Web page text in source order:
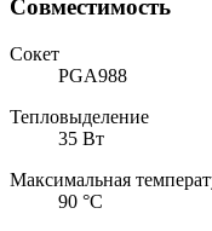
Совместимость
Сокет
PGA988
Тепловыделение
35 Вт
Максимальная
90 °C